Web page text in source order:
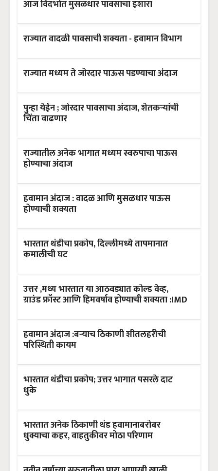
आज विदर्भात मुसळधार पावसाचा इशारा
राज्यात वादळी पावसाची शक्यता - हवामान विभाग
राज्यात मध्यम ते जोरदार पाऊस पडण्याचा अंदाज
पुन्हा येईन ; जोरदार पावसाचा अंदाज, शेतकऱ्यांची
चिंता वाढणार
राज्यातील अनेक भागात मध्यम स्वरुपाचा पाऊस
होण्याचा अंदाज
हवामान अंदाज : वादळ आणि मुसळधार पाऊस
होण्याची शक्यता
भारतात थंडीचा प्रकोप, दिल्लीमध्ये तापमानात
कमालीची घट
उत्तर ,मध्य भारतात या आठवड्यात कोल्ड वेव्ह,
ग्राउंड फ्रॉस्ट आणि हिमवर्षाव होण्याची शक्यता :IMD
हवामान अंदाज :बऱ्याच ठिकाणी शीतलहरीची
परिस्थिती कायम
भारतात थंडीचा प्रकोप; उत्तर भागात पसरले दाट
धुके
भारतात अनेक ठिकाणी थंड हवामानाबरोबर
धुक्याचा कहर, वाहतुकीवर मोठा परिणाम